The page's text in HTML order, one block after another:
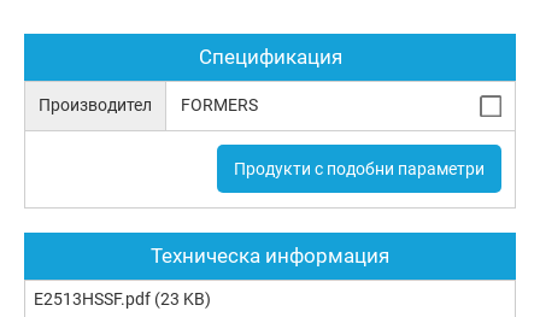
Спецификация
Производител FORMERS
Продукти с подобни параметри
Техническа информация
E2513HSSF.pdf (23 KB)